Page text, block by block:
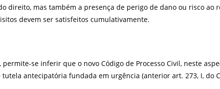
direito, mas também a presença de perigo de dano ou risco ao
devem ser satisfeitos cumulativamente.
permite-se inferir que o novo Código de Processo Civil, neste
antecipatória fundada em urgência (anterior art. 273, I, do